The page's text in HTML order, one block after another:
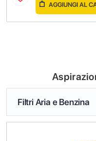
AGGIUNGI AL
Filtri Aria e Benzina